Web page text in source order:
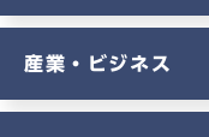
産業・ビジネス